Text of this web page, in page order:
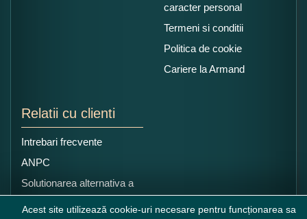
caracter personal
Termeni si conditii
Politica de cookie
Cariere la Armand
Relatii cu clienti
Intrebari frecvente
ANPC
Solutionarea alternativa a
litigiilor
Acest site utilizează cookie-uri necesare pentru funcționarea sa